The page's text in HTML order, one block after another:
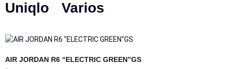
Uniqlo
Varios
AIR JORDAN R6 “ELECTRIC GREEN”GS